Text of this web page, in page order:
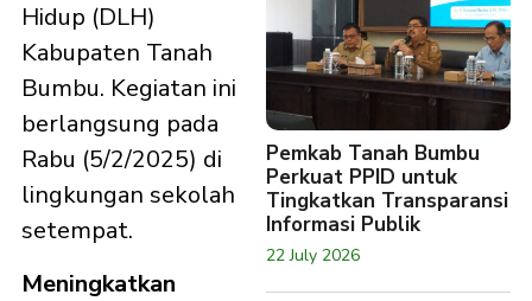
Hidup (DLH)
Kabupaten Tanah
Bumbu. Kegiatan ini
berlangsung pada
Rabu (5/2/2025) di
lingkungan sekolah
setempat.
Meningkatkan
Pemkab Tanah Bumbu
Perkuat PPID untuk
Tingkatkan Transparansi
Informasi Publik
22 July 2026